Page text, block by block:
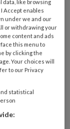
ze doen,
(OCS).
voor
dan ook
brein van
data, like browsing
Accept enables
under we and our
or withdrawing your
content and ads
this menu to
by clicking the
Your choices will
to our Privacy
statistical